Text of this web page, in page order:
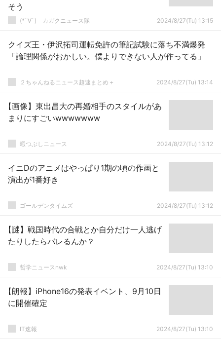
そう
(*ﾟ∀ﾟ)ゞカガクニュース隊 2024/8/27(Tu) 13:15
クイズ王・伊沢拓司運転免許の筆記試験に落ち不満爆発
「論理関係がおかしい。僕よりできない人が作ってる」
２ちゃんねるニュース超速まとめ＋ 2024/8/27(Tu) 13:14
【画像】東出昌大の再婚相手のスタイルがあ
まりにすごいwwwwwww
暇つぶしニュース 2024/8/27(Tu) 13:12
イニDのアニメはやっぱり1期の頃の作画と
演出が1番好き
ゴールデンタイムズ 2024/8/27(Tu) 13:12
【謎】戦国時代の合戦とか自分だけ一人逃げ
たりしたらバレるんか？
哲学ニュースnwk 2024/8/27(Tu) 13:10
【朗報】iPhone16の発表イベント、9月10日
に開催確定
IT速報 2024/8/27(Tu) 13:10